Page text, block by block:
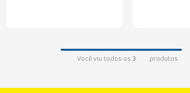
Você viu todos os3 produtos